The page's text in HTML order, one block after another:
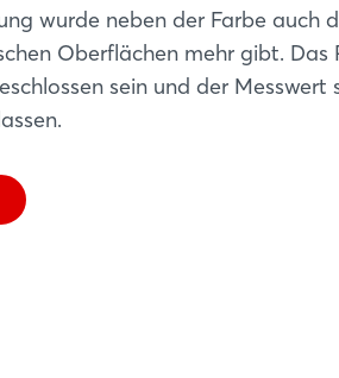
wurde neben der Farbe auch
Oberflächen mehr gibt.
sein und der